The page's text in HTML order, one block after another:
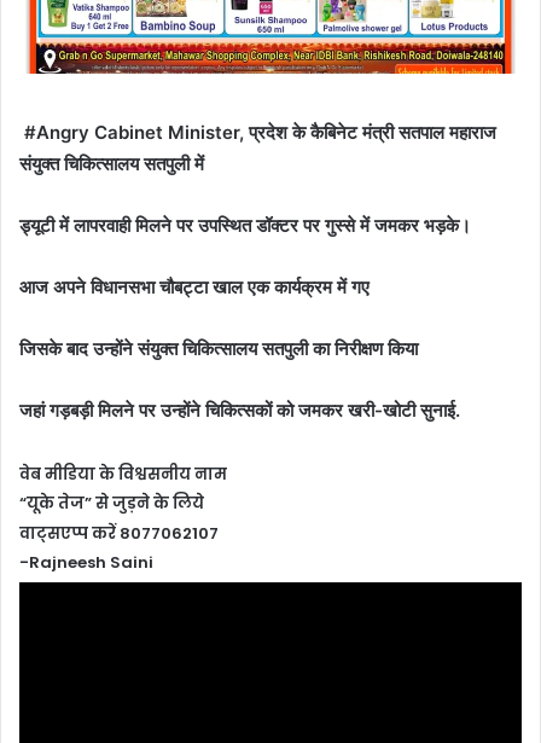
#Angry Cabinet Minister, प्रदेश के कैबिनेट मंत्री सतपाल महाराज
संयुक्त चिकित्सालय सतपुली में
ड्यूटी में लापरवाही मिलने पर उपस्थित डॉक्टर पर गुस्से में जमकर भड़के।
आज अपने विधानसभा चौबट्टा खाल एक कार्यक्रम में गए
जिसके बाद उन्होंने संयुक्त चिकित्सालय सतपुली का निरीक्षण किया
जहां गड़बड़ी मिलने पर उन्होंने चिकित्सकों को जमकर खरी-खोटी सुनाई.
वेब मीडिया के विश्वसनीय नाम
“यूके तेज” से जुड़ने के लिये
वाट्सएप्प करें 8077062107
-Rajneesh Saini